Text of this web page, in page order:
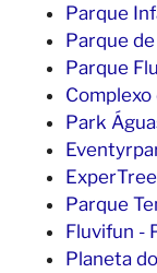
Parque
Parque
Parque
Complexo
Park
Parque
Fluvifun -
Planeta